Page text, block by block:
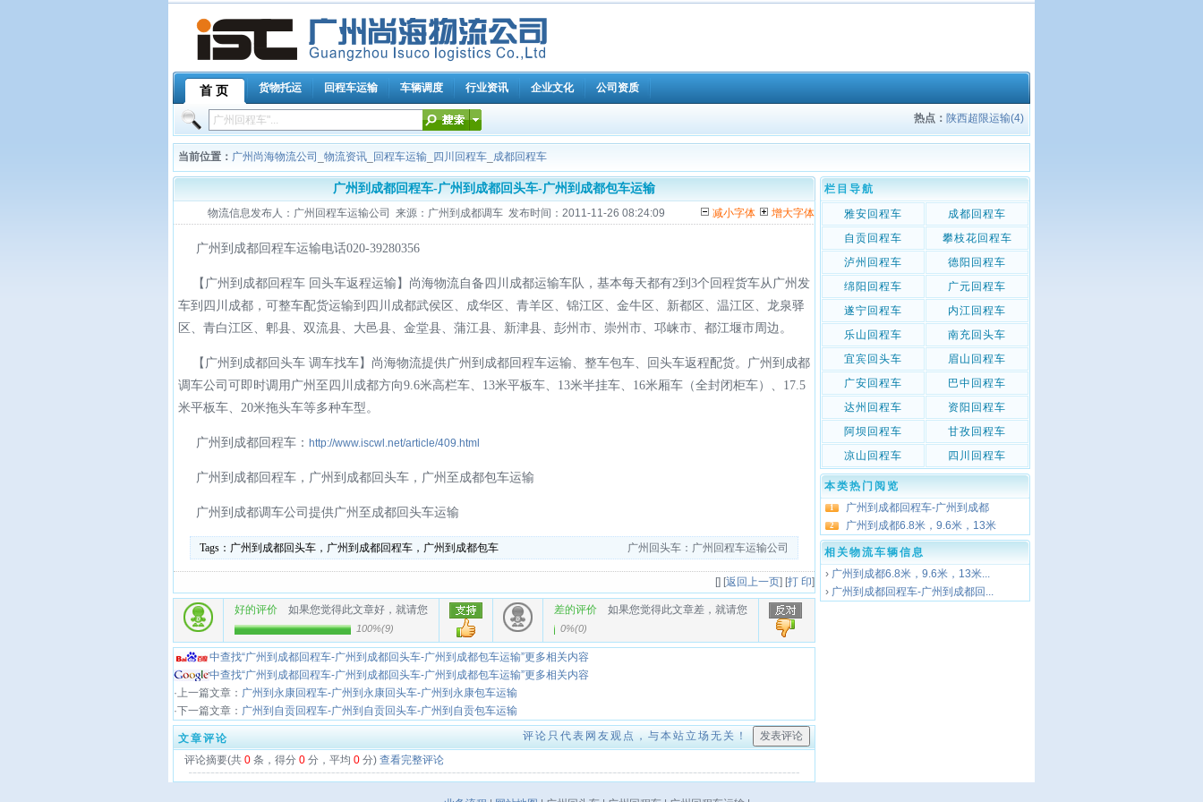
首 页 货物托运 回程车运输 车辆调度 行业资讯 企业文化 公司资质
热点： 陕西超限运输(4)
当前位置： 广州尚海物流公司 物流资讯 回程车运输 四川回程车 成都回程车
广州到成都回程车-广州到成都回头车-广州到成都包车运输
减小字体 增大字体
物流信息发布人：广州回程车运输公司 来源：广州到成都调车 发布时间：2011-11-26 08:24:09
广州到成都回程车运输电话020-39280356
【广州到成都回程车 回头车返程运输】尚海物流自备四川成都运输车队，基本每天都有2到3个回程货车从广州发
车到四川成都，可整车配货运输到四川成都武侯区、成华区、青羊区、锦江区、金牛区、新都区、温江区、龙泉驿
区、青白江区、郫县、双流县、大邑县、金堂县、蒲江县、新津县、彭州市、崇州市、邛崃市、都江堰市周边。
【广州到成都回头车 调车找车】尚海物流提供广州到成都回程车运输、整车包车、回头车返程配货。广州到成都
调车公司可即时调用广州至四川成都方向9.6米高栏车、13米平板车、13米半挂车、16米厢车（全封闭柜车）、17.5
米平板车、20米拖头车等多种车型。
广州到成都回程车： http://www.iscwl.net/article/409.html
广州到成都回程车，广州到成都回头车，广州至成都包车运输
广州到成都调车公司提供广州至成都回头车运输
Tags： 广州到成都回头车，广州到成都回程车，广州到成都包车 广州回头车：广州回程车运输公司
[] [返回上一页] [打 印]
好的评价 如果您觉得此文章好，就请您
100%(9)
差的评价 如果您觉得此文章差，就请您
0%(0)
中查找“广州到成都回程车-广州到成都回头车-广州到成都包车运输”更多相关内容
中查找“广州到成都回程车-广州到成都回头车-广州到成都包车运输”更多相关内容
·上一篇文章： 广州到永康回程车-广州到永康回头车-广州到永康包车运输
·下一篇文章： 广州到自贡回程车-广州到自贡回头车-广州到自贡包车运输
文章评论
评论只代表网友观点，与本站立场无关！
评论摘要(共 0 条，得分 0 分，平均 0 分) 查看完整评论
栏目导航
雅安回程车
成都回程车
自贡回程车
攀枝花回程车
泸州回程车
德阳回程车
绵阳回程车
广元回程车
遂宁回程车
内江回程车
乐山回程车
南充回头车
宜宾回头车
眉山回程车
广安回程车
巴中回程车
达州回程车
资阳回程车
阿坝回程车
甘孜回程车
凉山回程车
四川回程车
本类热门阅览
1 广州到成都回程车-广州到成都
2 广州到成都6.8米，9.6米，13米
相关物流车辆信息
› 广州到成都6.8米，9.6米，13米...
› 广州到成都回程车-广州到成都回...